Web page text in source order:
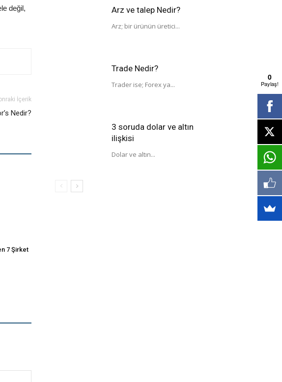
değil,
İçerik
Nedir?
7 Şirket
Arz ve talep Nedir?
Arz; bir ürünün üretici...
Trade Nedir?
Trader ise; Forex ya...
3 soruda dolar ve altın
ilişkisi
Dolar ve altın...
0
Paylaş!